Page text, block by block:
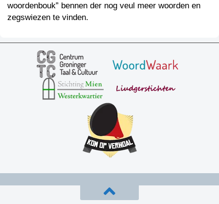
woordenbouk” bennen der nog veul meer woorden en
zegswiezen te vinden.